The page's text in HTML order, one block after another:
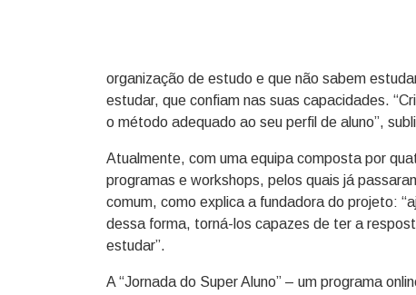
organização de estudo e que não sabem
estudar, que confiam nas suas capacidades.
o método adequado ao seu perfil de aluno”,
Atualmente, com uma equipa composta por
programas e workshops, pelos quais já
comum, como explica a fundadora do projeto:
dessa forma, torná-los capazes de ter a
estudar”.
A “Jornada do Super Aluno” – um programa